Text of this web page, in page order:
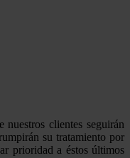
clientes seguirán
su tratamiento por
prioridad a éstos últimos